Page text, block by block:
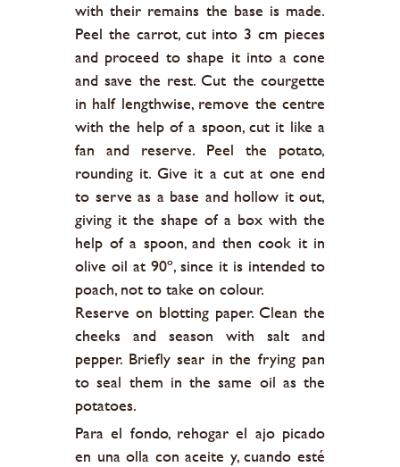
with their remains the base is made.
Peel the carrot, cut into 3 cm pieces
and proceed to shape it into a cone
and save the rest. Cut the courgette
in half lengthwise, remove the centre
with the help of a spoon, cut it like a
fan and reserve. Peel the potato,
rounding it. Give it a cut at one end
to serve as a base and hollow it out,
giving it the shape of a box with the
help of a spoon, and then cook it in
olive oil at 90º, since it is intended to
poach, not to take on colour.
Reserve on blotting paper. Clean the
cheeks and season with salt and
pepper. Briefly sear in the frying pan
to seal them in the same oil as the
potatoes.
Para el fondo, rehogar el ajo picado
en una olla con aceite y, cuando esté